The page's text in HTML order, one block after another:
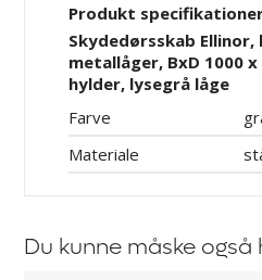
Produkt
Skydedørsskab Ellinor,
metallåger, BxD 1000
hylder, lysegrå låge
Farve
Materiale
Du kunne måske også